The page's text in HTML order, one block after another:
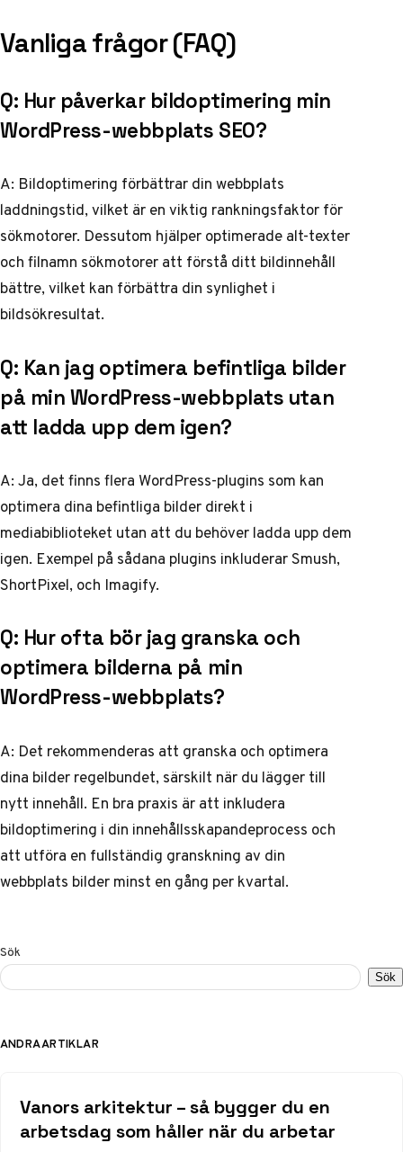
Vanliga frågor (FAQ)
Q: Hur påverkar bildoptimering min
WordPress-webbplats SEO?
A: Bildoptimering förbättrar din webbplats
laddningstid, vilket är en viktig rankningsfaktor för
sökmotorer. Dessutom hjälper optimerade alt-texter
och filnamn sökmotorer att förstå ditt bildinnehåll
bättre, vilket kan förbättra din synlighet i
bildsökresultat.
Q: Kan jag optimera befintliga bilder
på min WordPress-webbplats utan
att ladda upp dem igen?
A: Ja, det finns flera WordPress-plugins som kan
optimera dina befintliga bilder direkt i
mediabiblioteket utan att du behöver ladda upp dem
igen. Exempel på sådana plugins inkluderar Smush,
ShortPixel, och Imagify.
Q: Hur ofta bör jag granska och
optimera bilderna på min
WordPress-webbplats?
A: Det rekommenderas att granska och optimera
dina bilder regelbundet, särskilt när du lägger till
nytt innehåll. En bra praxis är att inkludera
bildoptimering i din innehållsskapandeprocess och
att utföra en fullständig granskning av din
webbplats bilder minst en gång per kvartal.
Sök
Sök
ANDRA ARTIKLAR
Vanors arkitektur – så bygger du en
arbetsdag som håller när du arbetar